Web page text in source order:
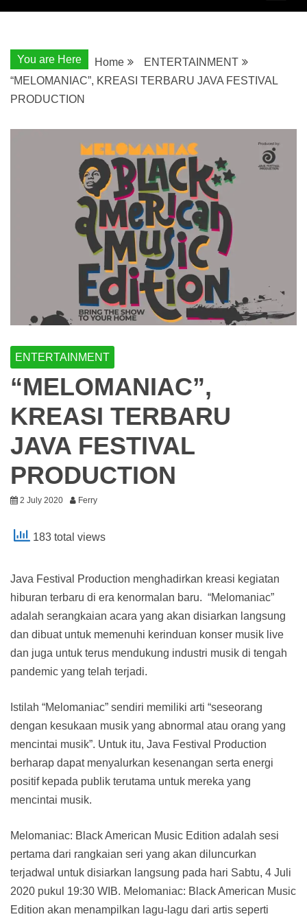
You are Here Home
ENTERTAINMENT
“MELOMANIAC”, KREASI TERBARU JAVA FESTIVAL
PRODUCTION
ENTERTAINMENT
“MELOMANIAC”,
KREASI TERBARU
JAVA FESTIVAL
PRODUCTION
2 July 2020 Ferry
183 total views
Java Festival Production menghadirkan kreasi kegiatan
hiburan terbaru di era kenormalan baru. “Melomaniac”
adalah serangkaian acara yang akan disiarkan langsung
dan dibuat untuk memenuhi kerinduan konser musik live
dan juga untuk terus mendukung industri musik di tengah
pandemic yang telah terjadi.
Istilah “Melomaniac” sendiri memiliki arti “seseorang
dengan kesukaan musik yang abnormal atau orang yang
mencintai musik”. Untuk itu, Java Festival Production
berharap dapat menyalurkan kesenangan serta energi
positif kepada publik terutama untuk mereka yang
mencintai musik.
Melomaniac: Black American Music Edition adalah sesi
pertama dari rangkaian seri yang akan diluncurkan
terjadwal untuk disiarkan langsung pada hari Sabtu, 4 Juli
2020 pukul 19:30 WIB. Melomaniac: Black American Music
Edition akan menampilkan lagu-lagu dari artis seperti